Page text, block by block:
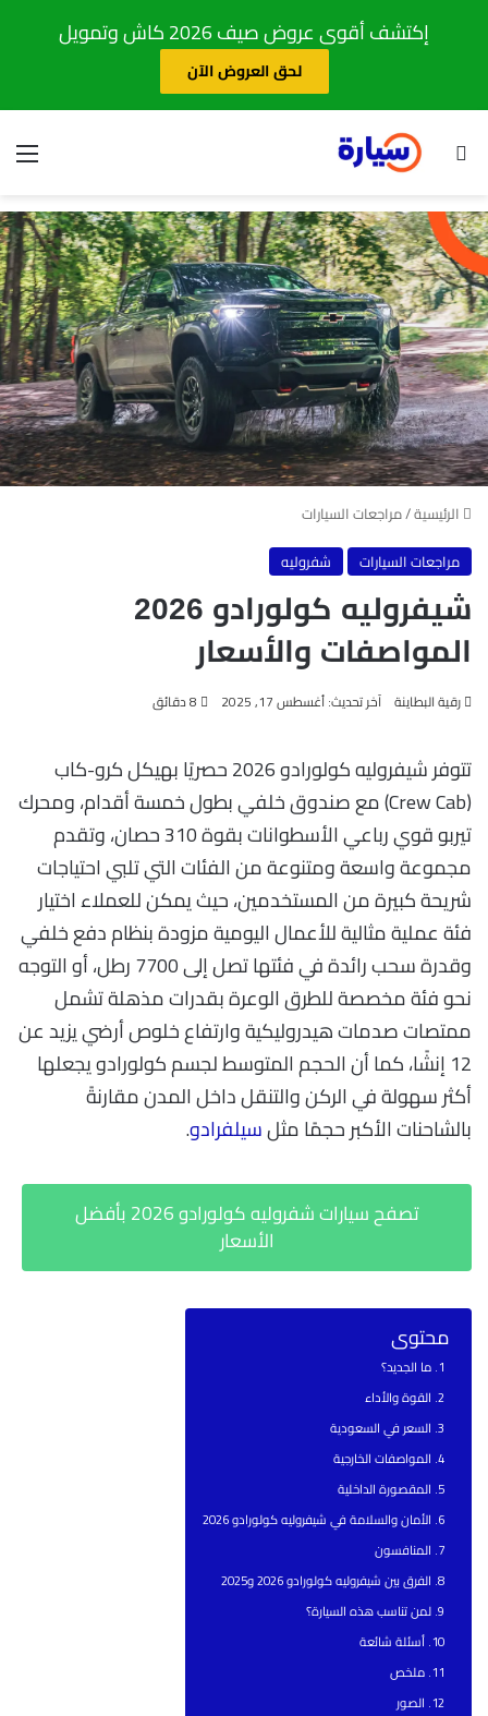
إكتشف أقوى عروض صيف 2026 كاش وتمويل
لحق العروض الآن
بحث عن
الرئيسية/مراجعات السيارات
مراجعات السيارات
شفروليه
شيفروليه كولورادو 2026
المواصفات والأسعار
رقية البطاينة آخر تحديث: أغسطس 17, 2025
تتوفر شيفروليه كولورادو 2026 حصريًا بهيكل كرو-كاب
(Crew Cab) مع صندوق خلفي بطول خمسة أقدام، ومحرك
تيربو قوي رباعي الأسطوانات بقوة 310 حصان، وتقدم
مجموعة واسعة ومتنوعة من الفئات التي تلبي احتياجات
شريحة كبيرة من المستخدمين، حيث يمكن للعملاء اختيار
فئة عملية مثالية للأعمال اليومية مزودة بنظام دفع خلفي
وقدرة سحب رائدة في فئتها تصل إلى 7700 رطل، أو التوجه
نحو فئة مخصصة للطرق الوعرة بقدرات مذهلة تشمل
ممتصات صدمات هيدروليكية وارتفاع خلوص أرضي يزيد عن
12 إنشًا، كما أن الحجم المتوسط لجسم كولورادو يجعلها
أكثر سهولة في الركن والتنقل داخل المدن مقارنةً
بالشاحنات الأكبر حجمًا مثلسيلفرادو.
تصفح سيارات شفروليه كولورادو 2026 بأفضل
الأسعار
محتوى
ما الجديد؟
القوة والأداء
السعر في السعودية
المواصفات الخارجية
المقصورة الداخلية
الأمان والسلامة في شيفروليه كولورادو 2026
المنافسون
الفرق بين شيفروليه كولورادو 2026 و2025
لمن تناسب هذه السيارة؟
أسئلة شائعة
ملخص
الصور